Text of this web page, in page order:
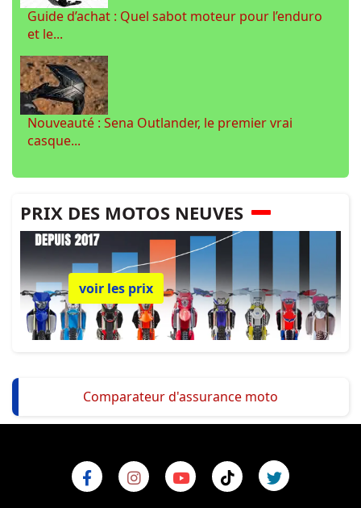
Guide d’achat : Quel sabot moteur pour l’enduro
et le...
Nouveauté : Sena Outlander, le premier vrai
casque...
PRIX DES MOTOS NEUVES
voir les prix
Comparateur d'assurance moto